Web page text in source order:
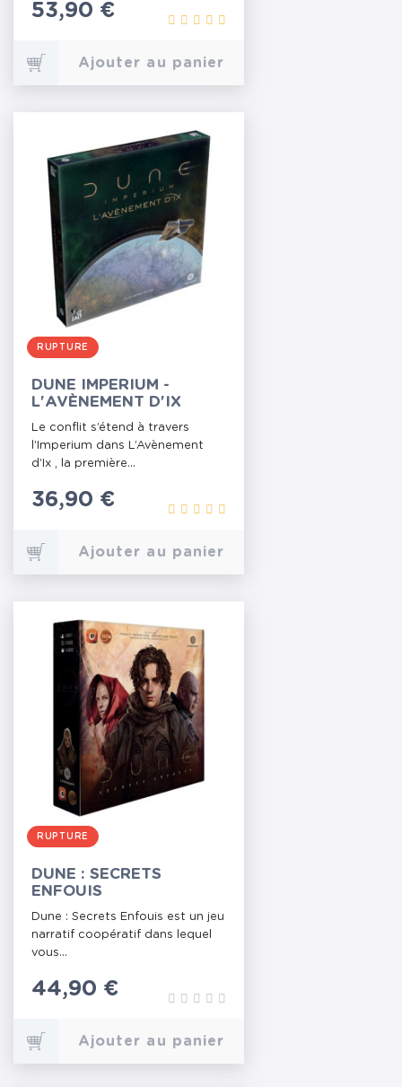
Prix
53,90 €
Ajouter au panier
RUPTURE
DUNE IMPERIUM -
L'AVÈNEMENT D'IX
Le conflit s’étend à travers
l’Imperium dans L’Avènement
d’Ix , la première...
Prix
36,90 €
Ajouter au panier
RUPTURE
DUNE : SECRETS
ENFOUIS
Dune : Secrets Enfouis est un jeu
narratif coopératif dans lequel
vous...
Prix
44,90 €
Ajouter au panier